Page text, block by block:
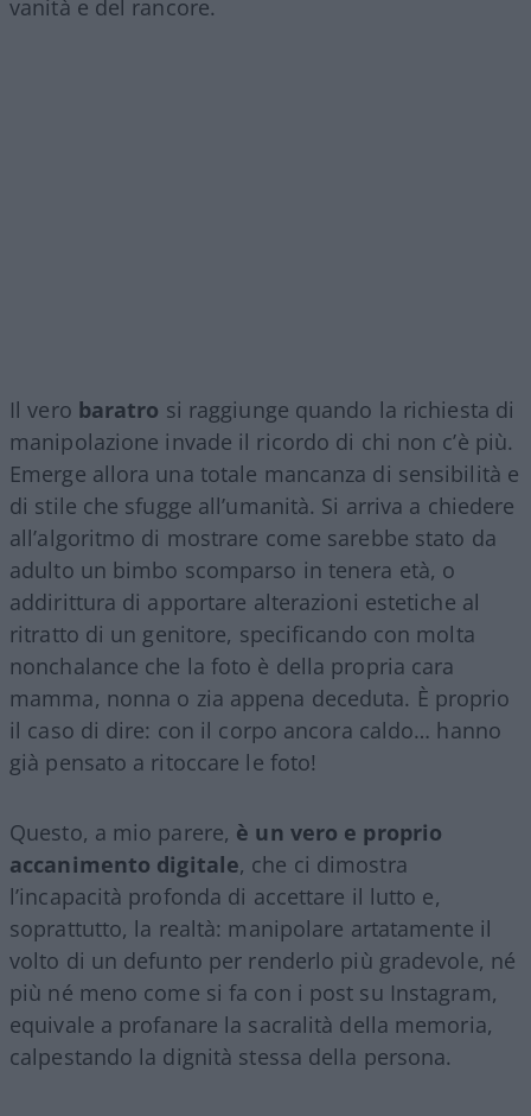
vanità e del rancore.
Il vero baratro si raggiunge quando la richiesta di
manipolazione invade il ricordo di chi non c’è più.
Emerge allora una totale mancanza di sensibilità e
di stile che sfugge all’umanità. Si arriva a chiedere
all’algoritmo di mostrare come sarebbe stato da
adulto un bimbo scomparso in tenera età, o
addirittura di apportare alterazioni estetiche al
ritratto di un genitore, specificando con molta
nonchalance che la foto è della propria cara
mamma, nonna o zia appena deceduta. È proprio
il caso di dire: con il corpo ancora caldo… hanno
già pensato a ritoccare le foto!
Questo, a mio parere, è un vero e proprio
accanimento digitale, che ci dimostra
l’incapacità profonda di accettare il lutto e,
soprattutto, la realtà: manipolare artatamente il
volto di un defunto per renderlo più gradevole, né
più né meno come si fa con i post su Instagram,
equivale a profanare la sacralità della memoria,
calpestando la dignità stessa della persona.